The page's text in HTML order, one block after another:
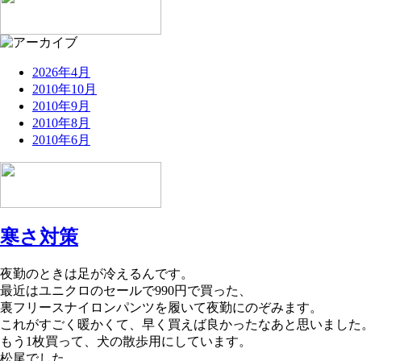
2026年4月
2010年10月
2010年9月
2010年8月
2010年6月
寒さ対策
夜勤のときは足が冷えるんです。
最近はユニクロのセールで990円で買った、
裏フリースナイロンパンツを履いて夜勤にのぞみます。
これがすごく暖かくて、早く買えば良かったなあと思いました。
もう1枚買って、犬の散歩用にしています。
松尾でした。